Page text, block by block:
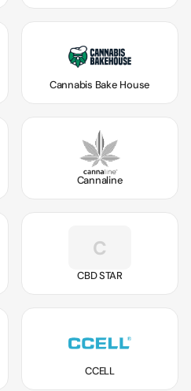
Cannabis Bake House
Cannaline
C
CBD STAR
CCELL